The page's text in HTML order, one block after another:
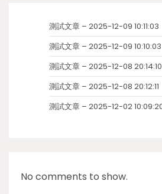
測試文章 – 2025-12-09 10:11:03
測試文章 – 2025-12-09 10:10:03
測試文章 – 2025-12-08 20:14:10
測試文章 – 2025-12-08 20:12:11
測試文章 – 2025-12-02
No comments to show.